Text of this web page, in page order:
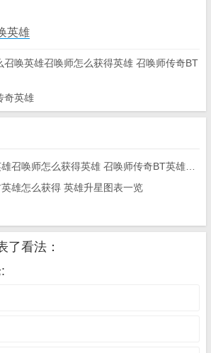
英雄
召唤英雄召唤师怎么获得英雄 召唤师传奇BT
奇英雄
英雄怎么获得 英雄升星图表一览
了看法：